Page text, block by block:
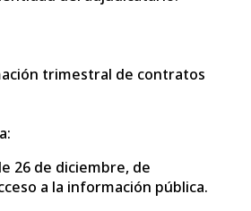
trimestral de contratos
26 de diciembre, de
a la información pública.